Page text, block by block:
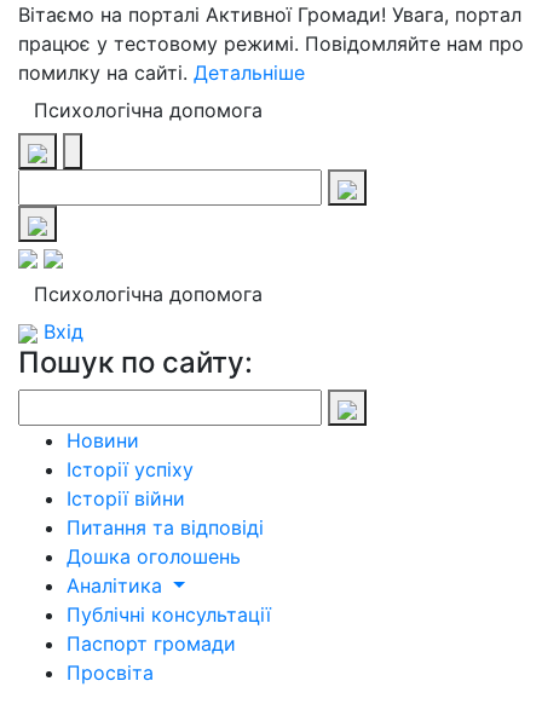
Вітаємо на порталі Активної Громади! Увага, портал
працює у тестовому режимі. Повідомляйте нам про
помилку на сайті. Детальніше
Психологічна допомога
Психологічна допомога
Вхід
Пошук по сайту:
Новини
Історії успіху
Історії війни
Питання та відповіді
Дошка оголошень
Аналітика
Публічні консультації
Паспорт громади
Просвіта